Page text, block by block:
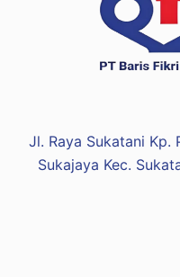
Jl. Raya Sukatani Kp.
Sukajaya Kec.